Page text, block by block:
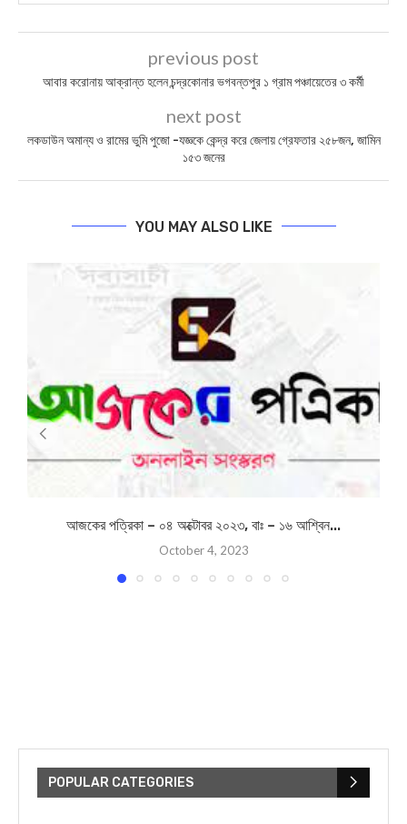
previous post
আবার করোনায় আক্রান্ত হলেন চন্দ্রকোনার ভগবন্তপুর ১ গ্রাম পঞ্চায়েতের ৩ কর্মী
next post
লকডাউন অমান্য ও রামের ভুমি পুজো -যজ্ঞকে কেন্দ্র করে জেলায় গ্রেফতার ২৫৮জন, জামিন
১৫৩ জনের
YOU MAY ALSO LIKE
আজকের পত্রিকা – ০৪ অক্টোবর ২০২৩, বাঃ – ১৬ আশ্বিন...
October 4, 2023
POPULAR CATEGORIES